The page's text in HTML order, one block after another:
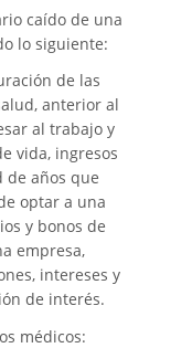
caído de una
lo siguiente:
de las
anterior al
al trabajo y
vida, ingresos
de años que
optar a una
y bonos de
empresa,
intereses y
de interés.
médicos: